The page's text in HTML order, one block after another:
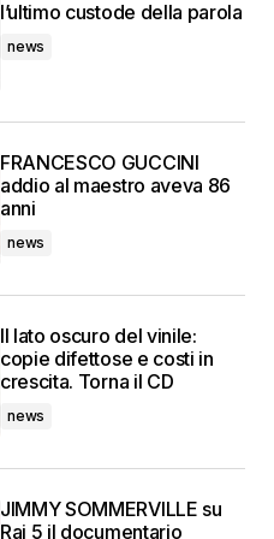
l’ultimo custode della parola
news
FRANCESCO GUCCINI
addio al maestro aveva 86
anni
news
Il lato oscuro del vinile:
copie difettose e costi in
crescita. Torna il CD
news
JIMMY SOMMERVILLE su
Rai 5 il documentario